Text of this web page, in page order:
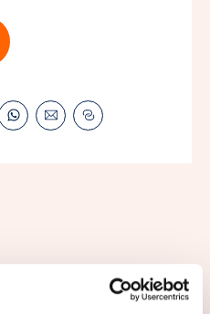
80 m²
73 t/m 96 m²